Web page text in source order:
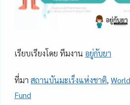
เรียบเรียงโดย ทีมงาน อยู่กับยา
ที่มา สถานบันมะเร็งแห่งชาติ,
Fund